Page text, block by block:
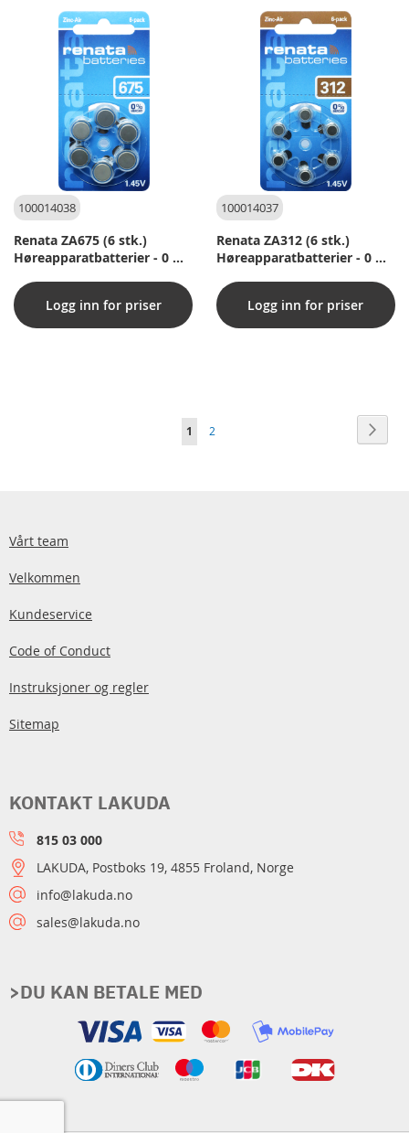
100014038
Renata ZA675 (6 stk.)
Høreapparatbatterier - 0 %
Logg inn for priser
100014037
Renata ZA312 (6 stk.)
Høreapparatbatterier - 0 %
Logg inn for priser
You're
1 Side
2
Vårt team
Velkommen
Kundeservice
Code of Conduct
Instruksjoner og regler
Sitemap
>DU KAN BETALE MED
KONTAKT LAKUDA
815 03 000
LAKUDA, Postboks 19, 4855 Froland, Norge
info@lakuda.no
sales@lakuda.no